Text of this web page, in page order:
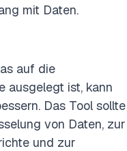
mit Daten.
auf die
ausgelegt ist, kann
Das Tool sollte
von Daten, zur
und zur